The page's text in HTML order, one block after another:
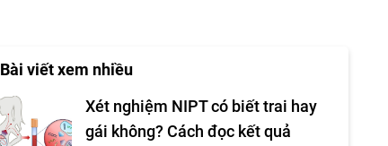
Bài viết xem nhiều
Xét nghiệm NIPT có biết trai hay
gái không? Cách đọc kết quả